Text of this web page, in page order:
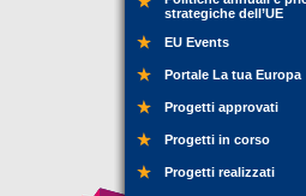
strategiche dell’UE
EU Events
Portale La tua Europa
Progetti approvati
Progetti in corso
Progetti realizzati